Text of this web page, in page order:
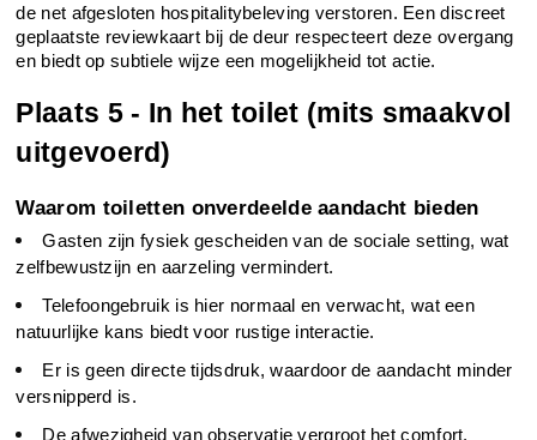
de net afgesloten hospitalitybeleving verstoren. Een discreet
geplaatste reviewkaart bij de deur respecteert deze overgang
en biedt op subtiele wijze een mogelijkheid tot actie.
Plaats 5 - In het toilet (mits smaakvol
uitgevoerd)
Waarom toiletten onverdeelde aandacht bieden
Gasten zijn fysiek gescheiden van de sociale setting, wat
zelfbewustzijn en aarzeling vermindert.
Telefoongebruik is hier normaal en verwacht, wat een
natuurlijke kans biedt voor rustige interactie.
Er is geen directe tijdsdruk, waardoor de aandacht minder
versnipperd is.
De afwezigheid van observatie vergroot het comfort.